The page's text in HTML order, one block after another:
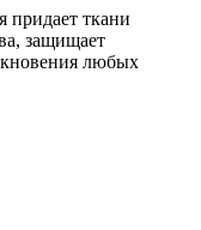
придает ткани
защищает
любых